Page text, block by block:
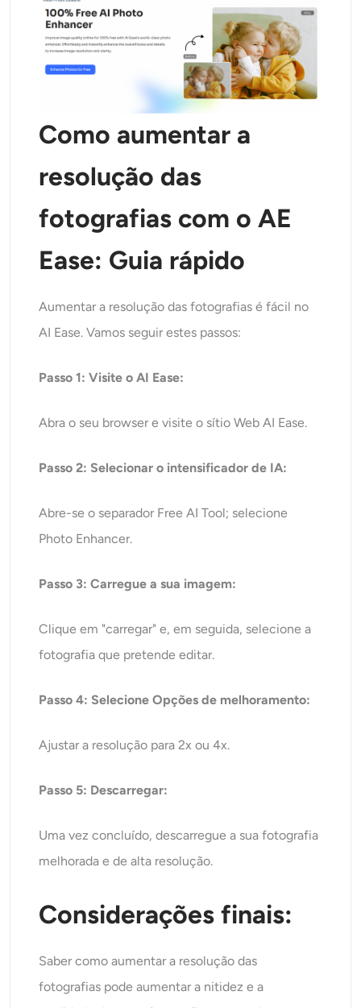
Como aumentar a
resolução das
fotografias com o AE
Ease: Guia rápido
Aumentar a resolução das fotografias é fácil no
AI Ease. Vamos seguir estes passos:
Passo 1: Visite o AI Ease:
Abra o seu browser e visite o sítio Web AI Ease.
Passo 2: Selecionar o intensificador de IA:
Abre-se o separador Free AI Tool; selecione
Photo Enhancer.
Passo 3: Carregue a sua imagem:
Clique em "carregar" e, em seguida, selecione a
fotografia que pretende editar.
Passo 4: Selecione Opções de melhoramento:
Ajustar a resolução para 2x ou 4x.
Passo 5: Descarregar:
Uma vez concluído, descarregue a sua fotografia
melhorada e de alta resolução.
Considerações finais:
Saber como aumentar a resolução das
fotografias pode aumentar a nitidez e a